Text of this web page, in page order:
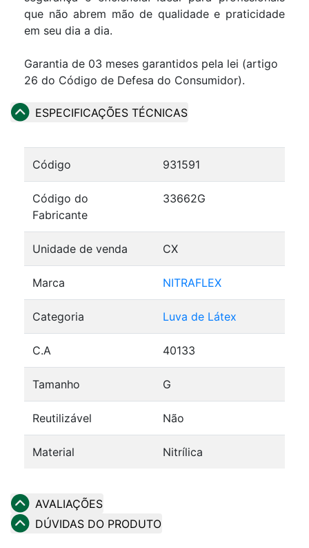
que não abrem mão de qualidade e praticidade
em seu dia a dia.
Garantia de 03 meses garantidos pela lei (artigo
26 do Código de Defesa do Consumidor).
ESPECIFICAÇÕES TÉCNICAS
Código 931591
Código do
Fabricante
33662G
Unidade de venda CX
Marca NITRAFLEX
Categoria Luva de Látex
C.A 40133
Tamanho G
Reutilizável Não
Material Nitrílica
AVALIAÇÕES
DÚVIDAS DO PRODUTO